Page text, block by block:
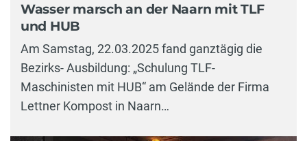
Wasser marsch an der Naarn mit TLF
und HUB
Am Samstag, 22.03.2025 fand ganztägig die
Bezirks- Ausbildung: „Schulung TLF-
Maschinisten mit HUB“ am Gelände der Firma
Lettner Kompost in Naarn…